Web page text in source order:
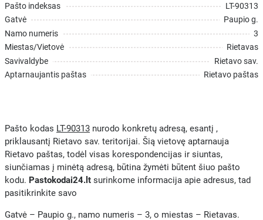
Pašto indeksas
LT-90313
Gatvė
Paupio g.
Namo numeris
3
Miestas/Vietovė
Rietavas
Savivaldybe
Rietavo sav.
Aptarnaujantis paštas
Rietavo paštas
Pašto kodas LT-90313 nurodo konkretų adresą, esantį ,
priklausantį Rietavo sav. teritorijai. Šią vietovę aptarnauja
Rietavo paštas, todėl visas korespondencijas ir siuntas,
siunčiamas į minėtą adresą, būtina žymėti būtent šiuo pašto
kodu. Pastokodai24.lt surinkome informacija apie adresus, tad
pasitikrinkite savo
Gatvė – Paupio g., namo numeris – 3, o miestas – Rietavas.